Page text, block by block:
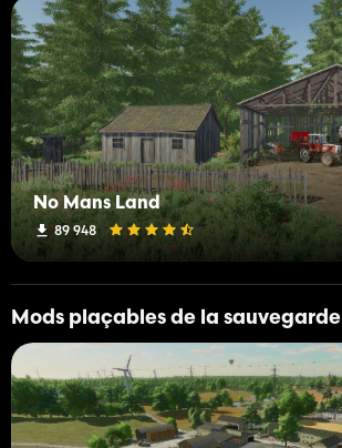
No Mans Land
89 948
Mods plaçables de la sauvegarde